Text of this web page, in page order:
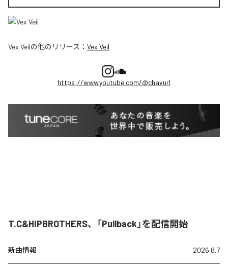
Vex Veilの他のリリース： Vex Veil
https://www.youtube.com/@chavurl
T.C&HIPBROTHERS、「Pullback」を配信開始
新曲情報 2026.8.7